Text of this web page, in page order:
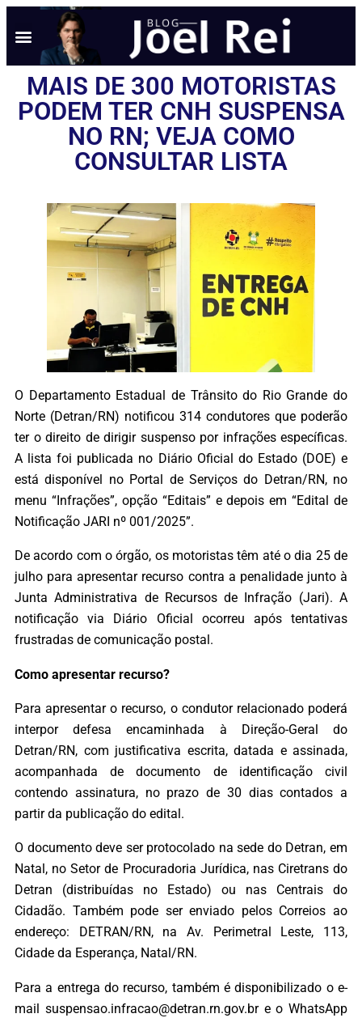
MAIS DE 300 MOTORISTAS
PODEM TER CNH SUSPENSA
NO RN; VEJA COMO
CONSULTAR LISTA
O Departamento Estadual de Trânsito do Rio Grande do
Norte (Detran/RN) notificou 314 condutores que poderão
ter o direito de dirigir suspenso por infrações específicas.
A lista foi publicada no Diário Oficial do Estado (DOE) e
está disponível no Portal de Serviços do Detran/RN, no
menu “Infrações”, opção “Editais” e depois em “Edital de
Notificação JARI nº 001/2025”.
De acordo com o órgão, os motoristas têm até o dia 25 de
julho para apresentar recurso contra a penalidade junto à
Junta Administrativa de Recursos de Infração (Jari). A
notificação via Diário Oficial ocorreu após tentativas
frustradas de comunicação postal.
Como apresentar recurso?
Para apresentar o recurso, o condutor relacionado poderá
interpor defesa encaminhada à Direção-Geral do
Detran/RN, com justificativa escrita, datada e assinada,
acompanhada de documento de identificação civil
contendo assinatura, no prazo de 30 dias contados a
partir da publicação do edital.
O documento deve ser protocolado na sede do Detran, em
Natal, no Setor de Procuradoria Jurídica, nas Ciretrans do
Detran (distribuídas no Estado) ou nas Centrais do
Cidadão. Também pode ser enviado pelos Correios ao
endereço: DETRAN/RN, na Av. Perimetral Leste, 113,
Cidade da Esperança, Natal/RN.
Para a entrega do recurso, também é disponibilizado o e-
mail suspensao.infracao@detran.rn.gov.br e o WhatsApp